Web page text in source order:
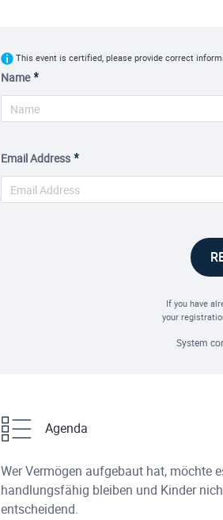
This event is certified, please provide correct
Name
Email Address
If you have
your
System
Agenda
Wer Vermögen aufgebaut hat, möchte
handlungsfähig bleiben und Kinder
entscheidend.